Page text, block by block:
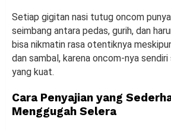
Setiap gigitan nasi tutug oncom
seimbang antara pedas, gurih, dan
bisa nikmatin rasa otentiknya
dan sambal, karena oncom-nya sendiri
yang kuat.
Cara Penyajian yang
Menggugah Selera